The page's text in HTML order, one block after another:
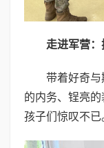
走进军营
带着好奇
的内务、锃亮
孩子们惊叹不已